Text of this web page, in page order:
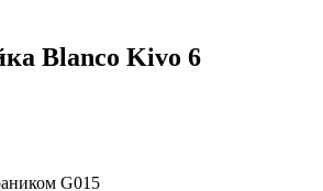
Blanco Kivo 6